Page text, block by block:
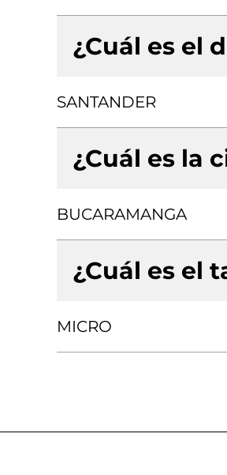
¿Cuál es el
SANTANDER
¿Cuál es la
BUCARAMANGA
¿Cuál es el
MICRO